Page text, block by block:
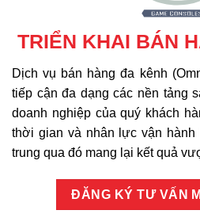
TRIỂN KHAI BÁN
Dịch vụ bán hàng đa kênh
tiếp cận đa dạng các nền tảng
doanh nghiệp của quý khách
thời gian và nhân lực vận
trung qua đó mang lại kết quả
ĐĂNG KÝ TƯ VẤN